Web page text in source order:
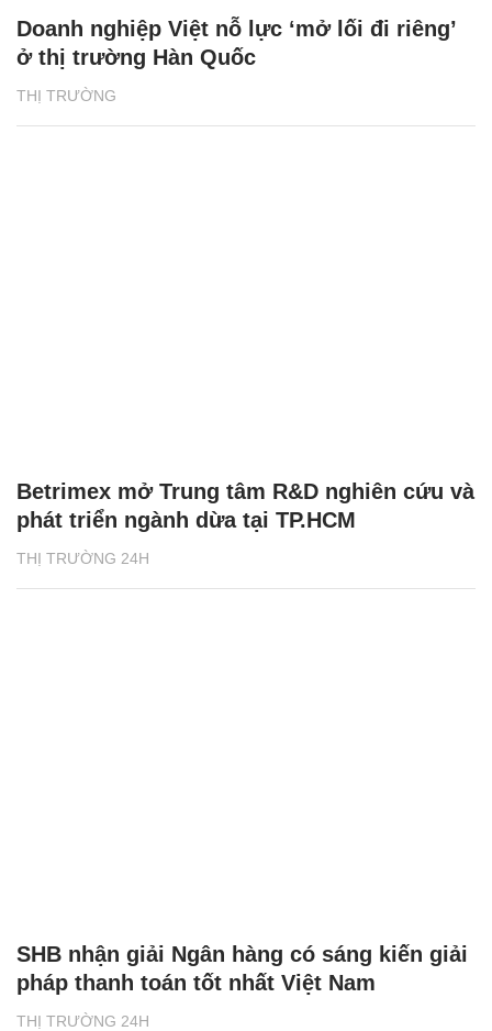
THỊ TRƯỜNG
Doanh nghiệp Việt nỗ lực ‘mở lối đi riêng’
ở thị trường Hàn Quốc
THỊ TRƯỜNG 24H
Betrimex mở Trung tâm R&D nghiên cứu và
phát triển ngành dừa tại TP.HCM
THỊ TRƯỜNG 24H
SHB nhận giải Ngân hàng có sáng kiến giải
pháp thanh toán tốt nhất Việt Nam